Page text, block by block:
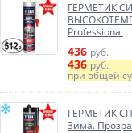
ГЕРМЕТИК
Professional
436 руб.
436руб.
при общей
ГЕРМЕТИК
Зима.